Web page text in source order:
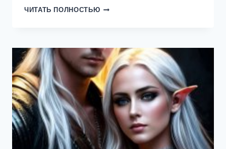
ЧИТАТЬ ПОЛНОСТЬЮ ОБЕЩАННАЯ